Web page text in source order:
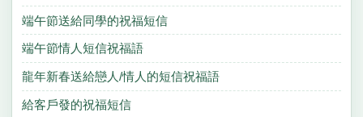
端午節送給同學的祝福短信
端午節情人短信祝福語
龍年新春送給戀人/情人的短信祝福語
給客戶發的祝福短信